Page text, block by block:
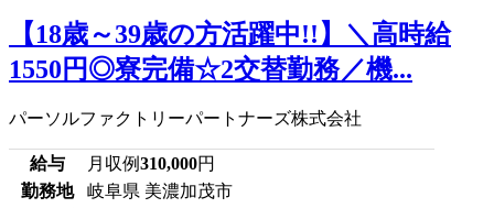
【18歳～39歳の方活躍中!!】＼高時給
1550円◎寮完備☆2交替勤務／機...
パーソルファクトリーパートナーズ株式会社
給与 月収例310,000円
勤務地
岐阜県 美濃加茂市